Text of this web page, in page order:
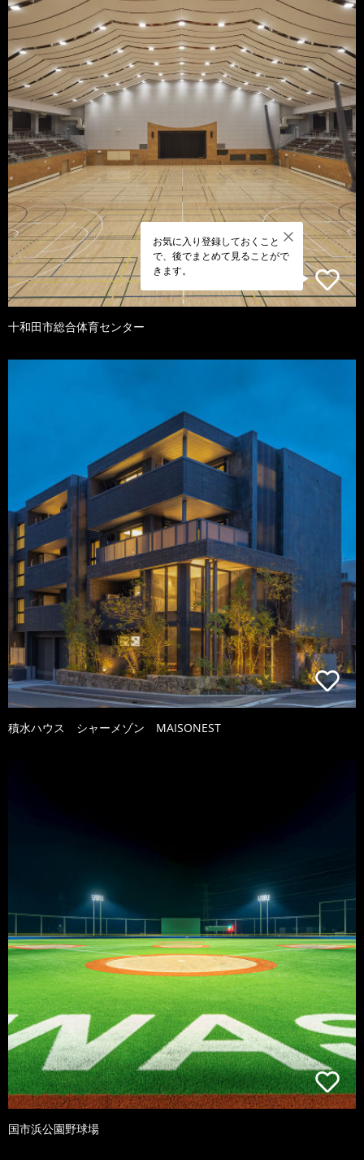
お気に入り登録しておくこと
で、後でまとめて見ることがで
きます。
十和田市総合体育センター
積水ハウス シャーメゾン MAISONEST
国市浜公園野球場